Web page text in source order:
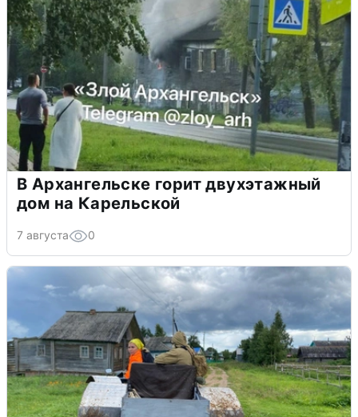
В Архангельске горит двухэтажный
дом на Карельской
7 августа 0